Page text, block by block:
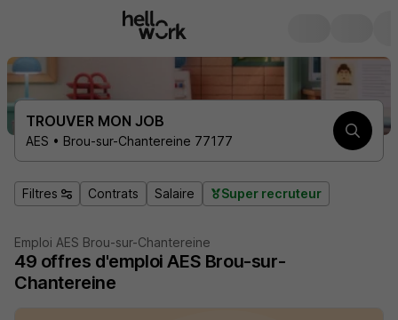
TROUVER MON JOB
AES • Brou-sur-Chantereine 77177
Filtres Contrats Salaire Super recruteur
Emploi AES Brou-sur-Chantereine
49 offres d'emploi AES Brou-sur-
Chantereine